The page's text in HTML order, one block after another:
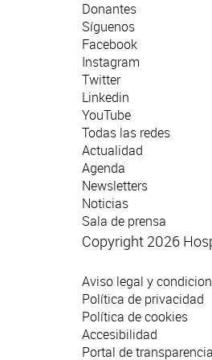
Donantes
Síguenos
Facebook
Instagram
Twitter
Linkedin
YouTube
Todas las redes
Actualidad
Agenda
Newsletters
Noticias
Sala de prensa
Copyright 2026
Aviso legal y
Política de privacidad
Política de cookies
Accesibilidad
Portal de transparencia